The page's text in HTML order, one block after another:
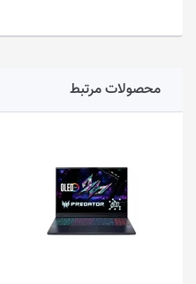
محصولات مرتبط